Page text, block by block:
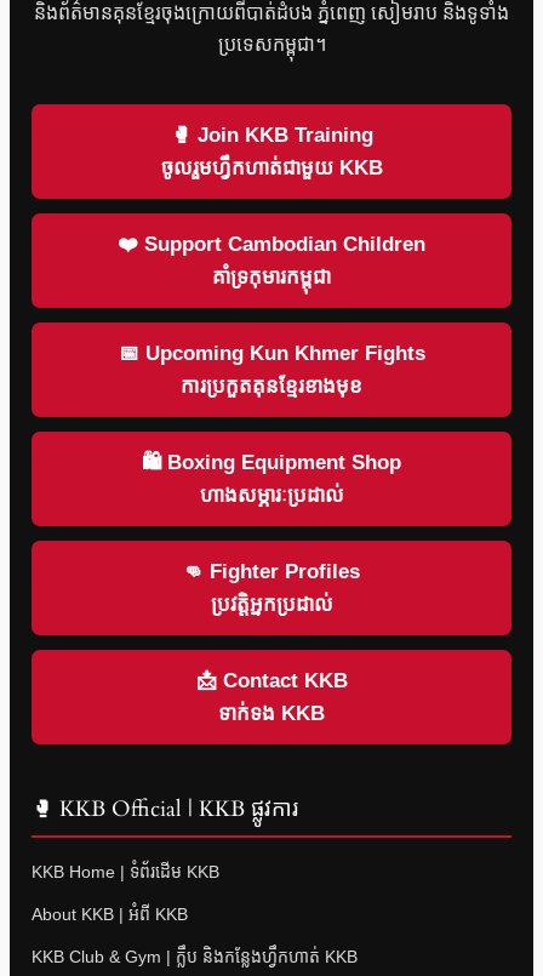
និងព័ត៌មានគុនខ្មែរចុងក្រោយពីបាត់ដំបង ភ្នំពេញ សៀមរាប និងទូទាំង
ប្រទេសកម្ពុជា។
🥊 Join KKB Training
ចូលរួមហ្វឹកហាត់ជាមួយ KKB
❤️ Support Cambodian Children
គាំទ្រកុមារកម្ពុជា
📅 Upcoming Kun Khmer Fights
ការប្រកួតគុនខ្មែរខាងមុខ
🛍 Boxing Equipment Shop
ហាងសម្ភារៈប្រដាល់
👊 Fighter Profiles
ប្រវត្តិអ្នកប្រដាល់
📩 Contact KKB
ទាក់ទង KKB
🥊 KKB Official | KKB ផ្លូវការ
KKB Home | ទំព័រដើម KKB
About KKB | អំពី KKB
KKB Club & Gym | ក្លឹប និងកន្លែងហ្វឹកហាត់ KKB